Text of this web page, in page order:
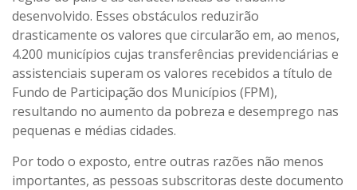
desenvolvido. Esses obstáculos reduzirão
drasticamente os valores que circularão em, ao menos,
4.200 municípios cujas transferências previdenciárias e
assistenciais superam os valores recebidos a título de
Fundo de Participação dos Municípios (FPM),
resultando no aumento da pobreza e desemprego nas
pequenas e médias cidades.
Por todo o exposto, entre outras razões não menos
importantes, as pessoas subscritoras deste documento